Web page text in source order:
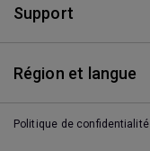
Support
Région et langue
Politique de confidentialité